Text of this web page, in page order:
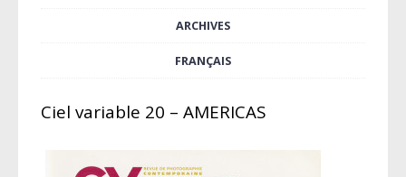
ARCHIVES
FRANÇAIS
Ciel variable 20 – AMERICAS